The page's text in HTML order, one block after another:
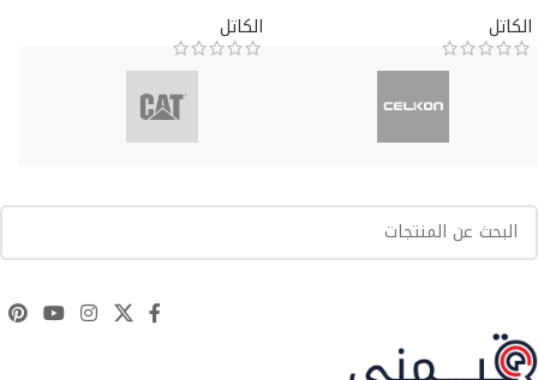
الكاتل
الكاتل